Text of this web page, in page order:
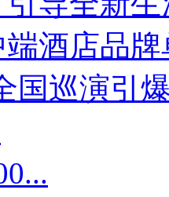
酒店品牌
国巡演引